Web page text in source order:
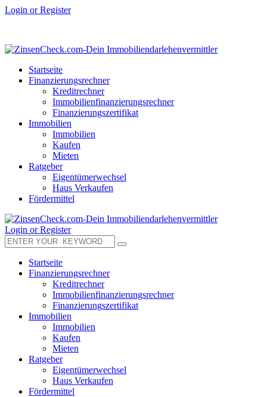
Login or Register
Startseite
Finanzierungsrechner
Kreditrechner
Immobilienfinanzierungsrechner
Finanzierungszertifikat
Immobilien
Immobilien
Kaufen
Mieten
Ratgeber
Eigentümerwechsel
Haus Verkaufen
Fördermittel
Login or Register
Startseite
Finanzierungsrechner
Kreditrechner
Immobilienfinanzierungsrechner
Finanzierungszertifikat
Immobilien
Immobilien
Kaufen
Mieten
Ratgeber
Eigentümerwechsel
Haus Verkaufen
Fördermittel